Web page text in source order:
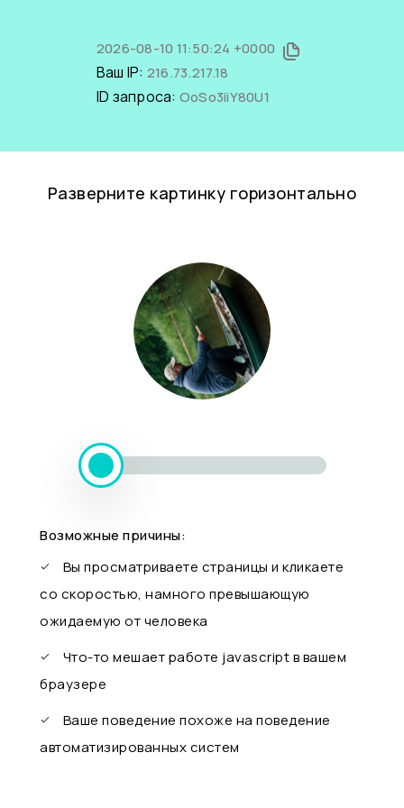
2026-08-10 11:50:24 +0000
Ваш IP: 216.73.217.18
ID запроса: OoSo3iiY80U1
Разверните картинку горизонтально
Возможные причины:
Вы просматриваете страницы и кликаете
со скоростью, намного превышающую
ожидаемую от человека
Что-то мешает работе javascript в вашем
браузере
Ваше поведение похоже на поведение
автоматизированных систем